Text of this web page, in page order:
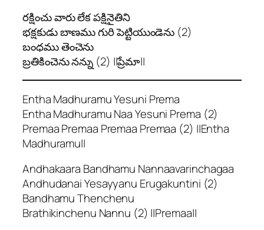
రక్షించు వారు లేక పక్షినైతిని
భక్షకుడు బాణము గురి పెట్టియుండెను (2)
బంధము తెంచెను
బ్రతికించెను నన్ను (2) ||ప్రేమా||
Entha Madhuramu Yesuni Prema
Entha Madhuramu Naa Yesuni Prema (2)
Premaa Premaa Premaa Premaa (2) ||Entha
Madhuramu||
Andhakaara Bandhamu Nannaavarinchagaa
Andhudanai Yesayyanu Erugakuntini (2)
Bandhamu Thenchenu
Brathikinchenu Nannu (2) ||Premaa||